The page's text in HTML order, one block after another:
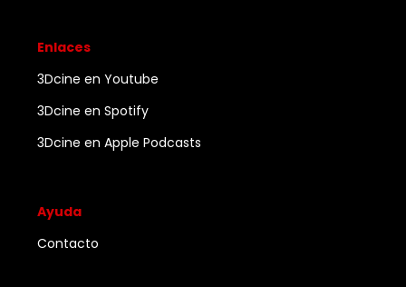
Enlaces
3Dcine en Youtube
3Dcine en Spotify
3Dcine en Apple Podcasts
Ayuda
Contacto